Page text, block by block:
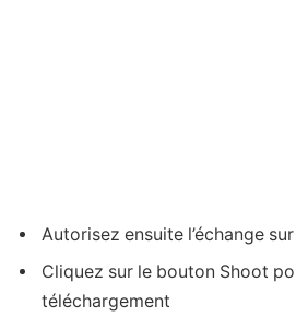
Autorisez ensuite l’échange
Cliquez sur le bouton Shoot
téléchargement